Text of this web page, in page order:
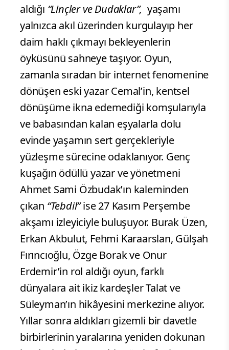
aldığı “Linçler ve Dudaklar”, yaşamı
yalnızca akıl üzerinden kurgulayıp her
daim haklı çıkmayı bekleyenlerin
öyküsünü sahneye taşıyor. Oyun,
zamanla sıradan bir internet fenomenine
dönüşen eski yazar Cemal’in, kentsel
dönüşüme ikna edemediği komşularıyla
ve babasından kalan eşyalarla dolu
evinde yaşamın sert gerçekleriyle
yüzleşme sürecine odaklanıyor. Genç
kuşağın ödüllü yazar ve yönetmeni
Ahmet Sami Özbudak’ın kaleminden
çıkan “Tebdil”ise 27 Kasım Perşembe
akşamı izleyiciyle buluşuyor. Burak Üzen,
Erkan Akbulut, Fehmi Karaarslan, Gülşah
Fırıncıoğlu, Özge Borak ve Onur
Erdemir’in rol aldığı oyun, farklı
dünyalara ait ikiz kardeşler Talat ve
Süleyman’ın hikâyesini merkezine alıyor.
Yıllar sonra aldıkları gizemli bir davetle
birbirlerinin yaralarına yeniden dokunan